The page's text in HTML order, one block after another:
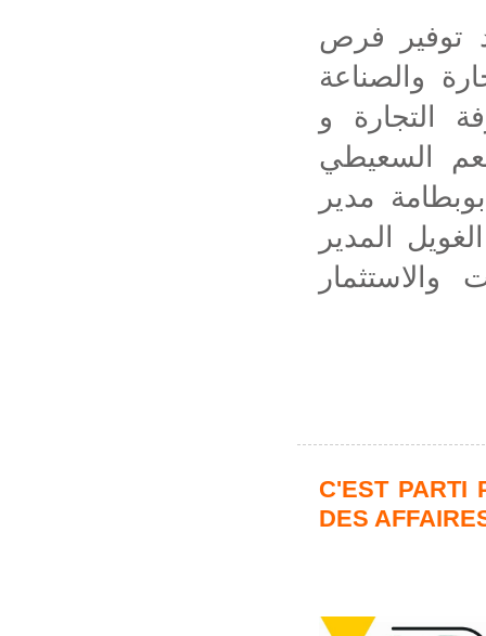
توفير فرص
والصناعة
التجارة و
السعيطي
مدير
المدير
والاستثمار
C'EST PARTI
DES